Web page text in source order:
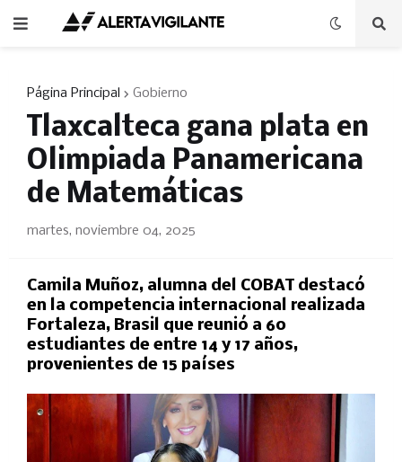
Página Principal Gobierno
Tlaxcalteca gana plata en
Olimpiada Panamericana
de Matemáticas
martes, noviembre 04, 2025
Camila Muñoz, alumna del COBAT destacó
en la competencia internacional realizada
Fortaleza, Brasil que reunió a 60
estudiantes de entre 14 y 17 años,
provenientes de 15 países